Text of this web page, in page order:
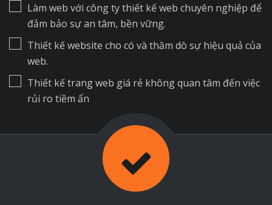
Làm web với công ty thiết kế web chuyên nghiệp để
đảm bảo sự an tâm, bền vững.
Thiết kế website cho có và thăm dò sự hiệu quả của
web.
Thiết kế trang web giá rẻ không quan tâm đến việc
rủi ro tiềm ẩn